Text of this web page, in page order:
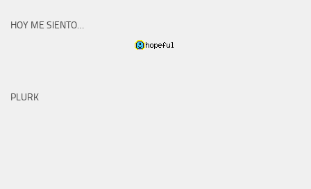
HOY ME SIENTO…
PLURK